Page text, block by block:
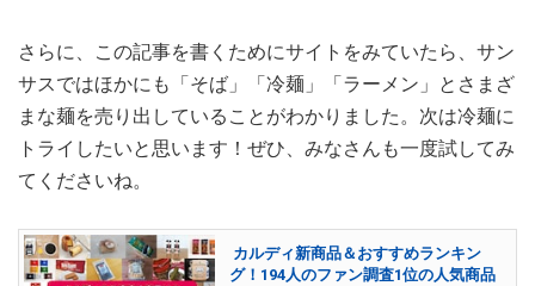
さらに、この記事を書くためにサイトをみていたら、サン
サスではほかにも「そば」「冷麺」「ラーメン」とさまざ
まな麺を売り出していることがわかりました。次は冷麺に
トライしたいと思います！ぜひ、みなさんも一度試してみ
てくださいね。
カルディ新商品＆おすすめランキン
グ！194人のファン調査1位の人気商品